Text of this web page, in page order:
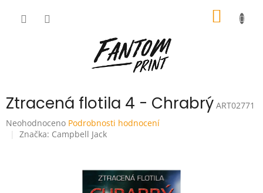
Ztracená flotila 4 - Chrabrý ART02771
Průměrné
hodnocení
Neohodnoceno Podrobnosti hodnocení
Značka: Campbell Jack